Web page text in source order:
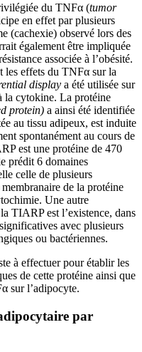
du TNFα (tumor
en effet par plusieurs
(cachexie) observé lors des
également être impliquée
associée à l’obésité.
les effets du TNFα sur la
display a été utilisée sur
la cytokine. La protéine
protein) a ainsi été identifiée
au tissu adipeux, est induite
spontanément au cours de
est une protéine de 470
prédit 6 domaines
celle de plusieurs
de la protéine
Une autre
TIARP est l’existence, dans
avec plusieurs
ou bactériennes.
à effectuer pour établir les
de cette protéine ainsi que
sur l’adipocyte.
par